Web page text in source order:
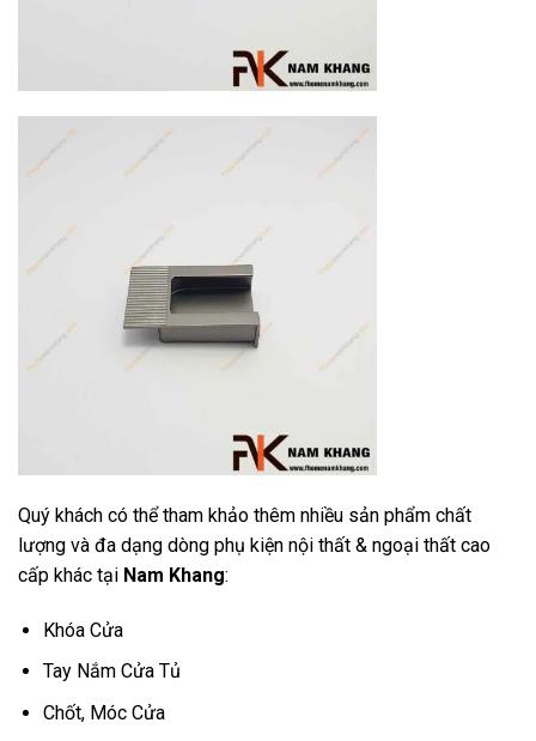
Quý khách có thể tham khảo thêm nhiều sản phẩm chất
lượng và đa dạng dòng phụ kiện nội thất & ngoại thất cao
cấp khác tại Nam Khang:
Khóa Cửa
Tay Nắm Cửa Tủ
Chốt, Móc Cửa